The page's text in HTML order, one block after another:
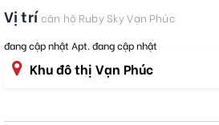
Vị trícăn hộ Ruby Sky Vạn Phúc
đang cập nhật Apt. đang cập nhật
Khu đô thị Vạn Phúc